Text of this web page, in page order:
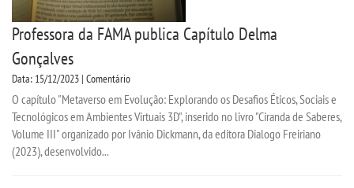
MATRÍCULA
EDITAL
EDITAL - ADENDO 1
PUBLICAÇÕES
Professora da FAMA publica Capítulo Delma
Gonçalves
Data: 15/12/2023 | Comentário
O capítulo "Metaverso em Evolução: Explorando os Desafios Éticos, Sociais e
Tecnológicos em Ambientes Virtuais 3D", inserido no livro "Ciranda de Saberes,
Volume III" organizado por Ivânio Dickmann, da editora Dialogo Freiriano
(2023), desenvolvido...